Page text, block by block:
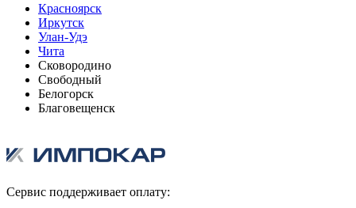
Красноярск
Иркутск
Улан-Удэ
Чита
Сковородино
Свободный
Белогорск
Благовещенск
Сервис поддерживает оплату: